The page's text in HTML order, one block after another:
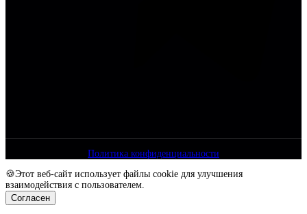
Политика конфиденциальности
🍪Этот веб-сайт использует файлы cookie для улучшения
взаимодействия с пользователем.
Согласен